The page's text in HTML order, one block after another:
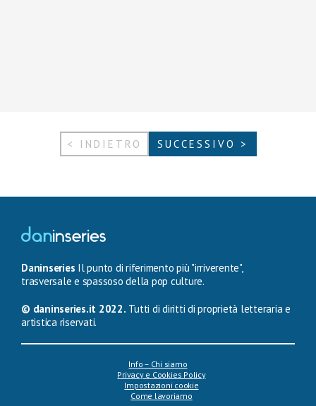
< INDIETRO SUCCESSIVO >
Daninseries Il punto di riferimento più "irriverente",
trasversale e spassoso della pop culture.
© daninseries.it 2022. Tutti di diritti di proprietà letteraria e
artistica riservati.
Info – Chi siamo
Privacy e Cookies Policy
Impostazioni cookie
Come lavoriamo